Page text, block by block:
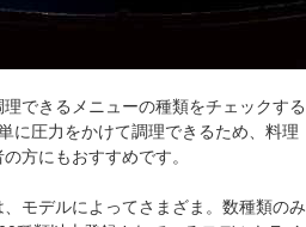
できるメニューの種類をチェックする
に圧力をかけて調理できるため、料理
方にもおすすめです。
モデルによってさまざま。数種類のみ